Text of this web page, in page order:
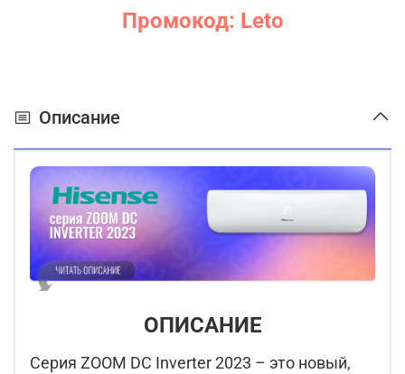
Промокод: Leto
Описание
ОПИСАНИЕ
Серия ZOOM DC Inverter 2023 – это новый,